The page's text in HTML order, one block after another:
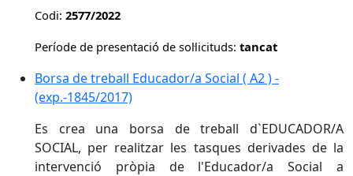
Codi: 2577/2022
Període de presentació de sol·licituds: tancat
Borsa de treball Educador/a Social ( A2 ) -
(exp.-1845/2017)
Es crea una borsa de treball d`EDUCADOR/A
SOCIAL, per realitzar les tasques derivades de la
intervenció pròpia de l'Educador/a Social a